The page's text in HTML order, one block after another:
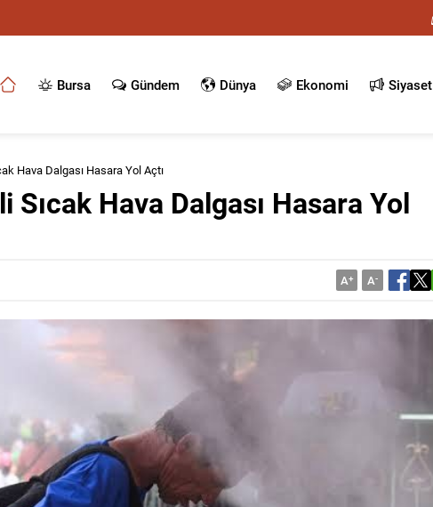
Bursa Gündem Dünya Ekonomi Siyaset
Hava Dalgası Hasara Yol Açtı
Sıcak Hava Dalgası Hasara Yol
A+ A-